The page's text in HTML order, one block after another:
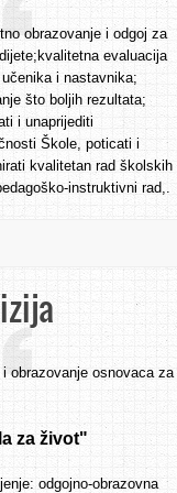
obrazovanje i odgoj za
evaluacija
i nastavnika;
što boljih rezultata;
i unaprijediti
Škole, poticati i
kvalitetan rad školskih
instruktivni rad,.
i obrazovanje osnovaca za
za život"
odgojno-obrazovna